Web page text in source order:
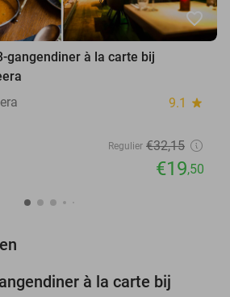
favorite_border
gangendiner à la carte bij
9.1 star
Regulier €32,15
€19,50
à la carte bij